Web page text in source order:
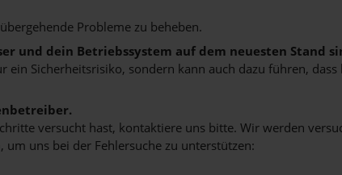
Probleme zu beheben.
und dein Betriebssystem auf dem neuesten Stand
ein Sicherheitsrisiko, sondern kann auch dazu führen,
versucht hast, kontaktiere uns bitte. Wir werden
um uns bei der Fehlersuche zu unterstützen: